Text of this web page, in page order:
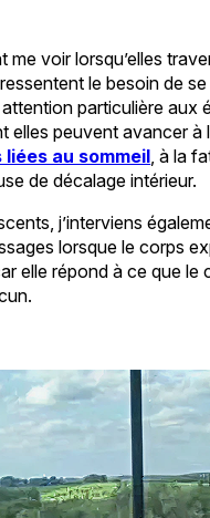
me voir lorsqu’elles
le besoin de
particulière aux
elles peuvent avancer
au sommeil, à la
de décalage intérieur.
j’interviens
lorsque le corps
elle répond à ce que